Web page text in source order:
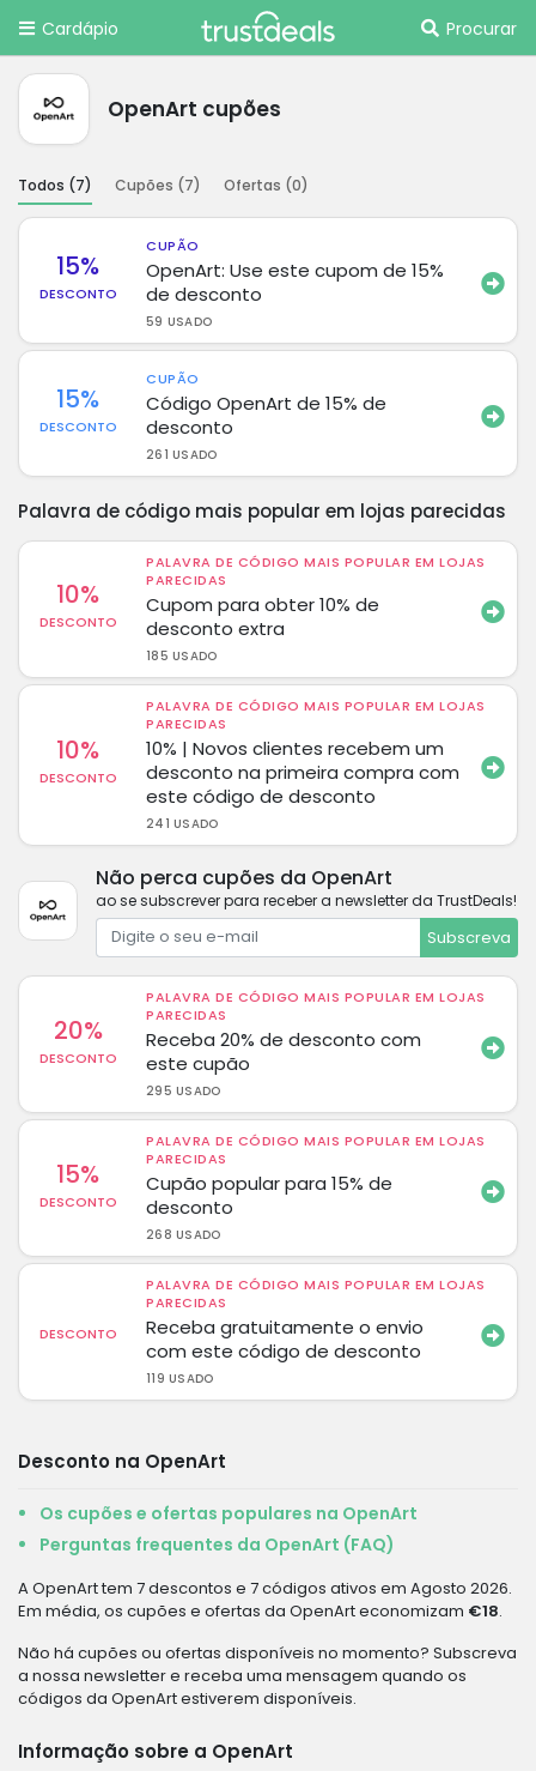
Cardápio Procurar
OpenArt cupões
Todos (7) Cupões (7) Ofertas (0)
15%
DESCONTO
CUPÃO
OpenArt: Use este cupom de 15%
de desconto
59 USADO
15%
DESCONTO
CUPÃO
Código OpenArt de 15% de
desconto
261 USADO
Palavra de código mais popular em lojas parecidas
10%
DESCONTO
PALAVRA DE CÓDIGO MAIS POPULAR EM LOJAS
PARECIDAS
Cupom para obter 10% de
desconto extra
185 USADO
10%
DESCONTO
PALAVRA DE CÓDIGO MAIS POPULAR EM LOJAS
PARECIDAS
10% | Novos clientes recebem um
desconto na primeira compra com
este código de desconto
241 USADO
Não perca cupões da OpenArt
ao se subscrever para receber a newsletter da TrustDeals!
Subscreva
20%
DESCONTO
PALAVRA DE CÓDIGO MAIS POPULAR EM LOJAS
PARECIDAS
Receba 20% de desconto com
este cupão
295 USADO
15%
DESCONTO
PALAVRA DE CÓDIGO MAIS POPULAR EM LOJAS
PARECIDAS
Cupão popular para 15% de
desconto
268 USADO
DESCONTO
PALAVRA DE CÓDIGO MAIS POPULAR EM LOJAS
PARECIDAS
Receba gratuitamente o envio
com este código de desconto
119 USADO
Desconto na OpenArt
Os cupões e ofertas populares na OpenArt
Perguntas frequentes da OpenArt (FAQ)
A OpenArt tem 7 descontos e 7 códigos ativos em Agosto 2026.
Em média, os cupões e ofertas da OpenArt economizam €18.
Não há cupões ou ofertas disponíveis no momento? Subscreva
a nossa newsletter e receba uma mensagem quando os
códigos da OpenArt estiverem disponíveis.
Informação sobre a OpenArt